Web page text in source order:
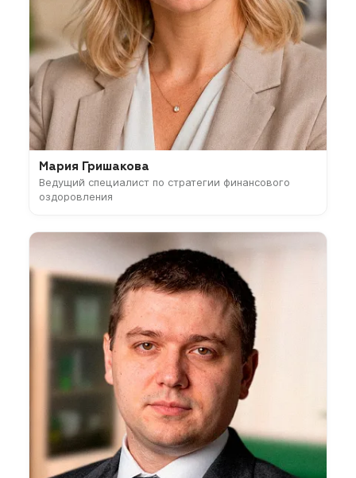
Мария Гришакова
Ведущий специалист по стратегии финансового
оздоровления